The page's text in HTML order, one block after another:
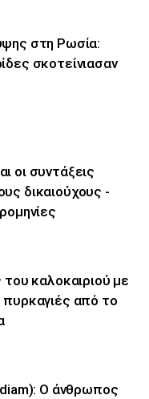
στη Ρωσία:
σκοτείνιασαν
οι συντάξεις
δικαιούχους -
του καλοκαιριού με
πυρκαγιές από το
Ο άνθρωπος